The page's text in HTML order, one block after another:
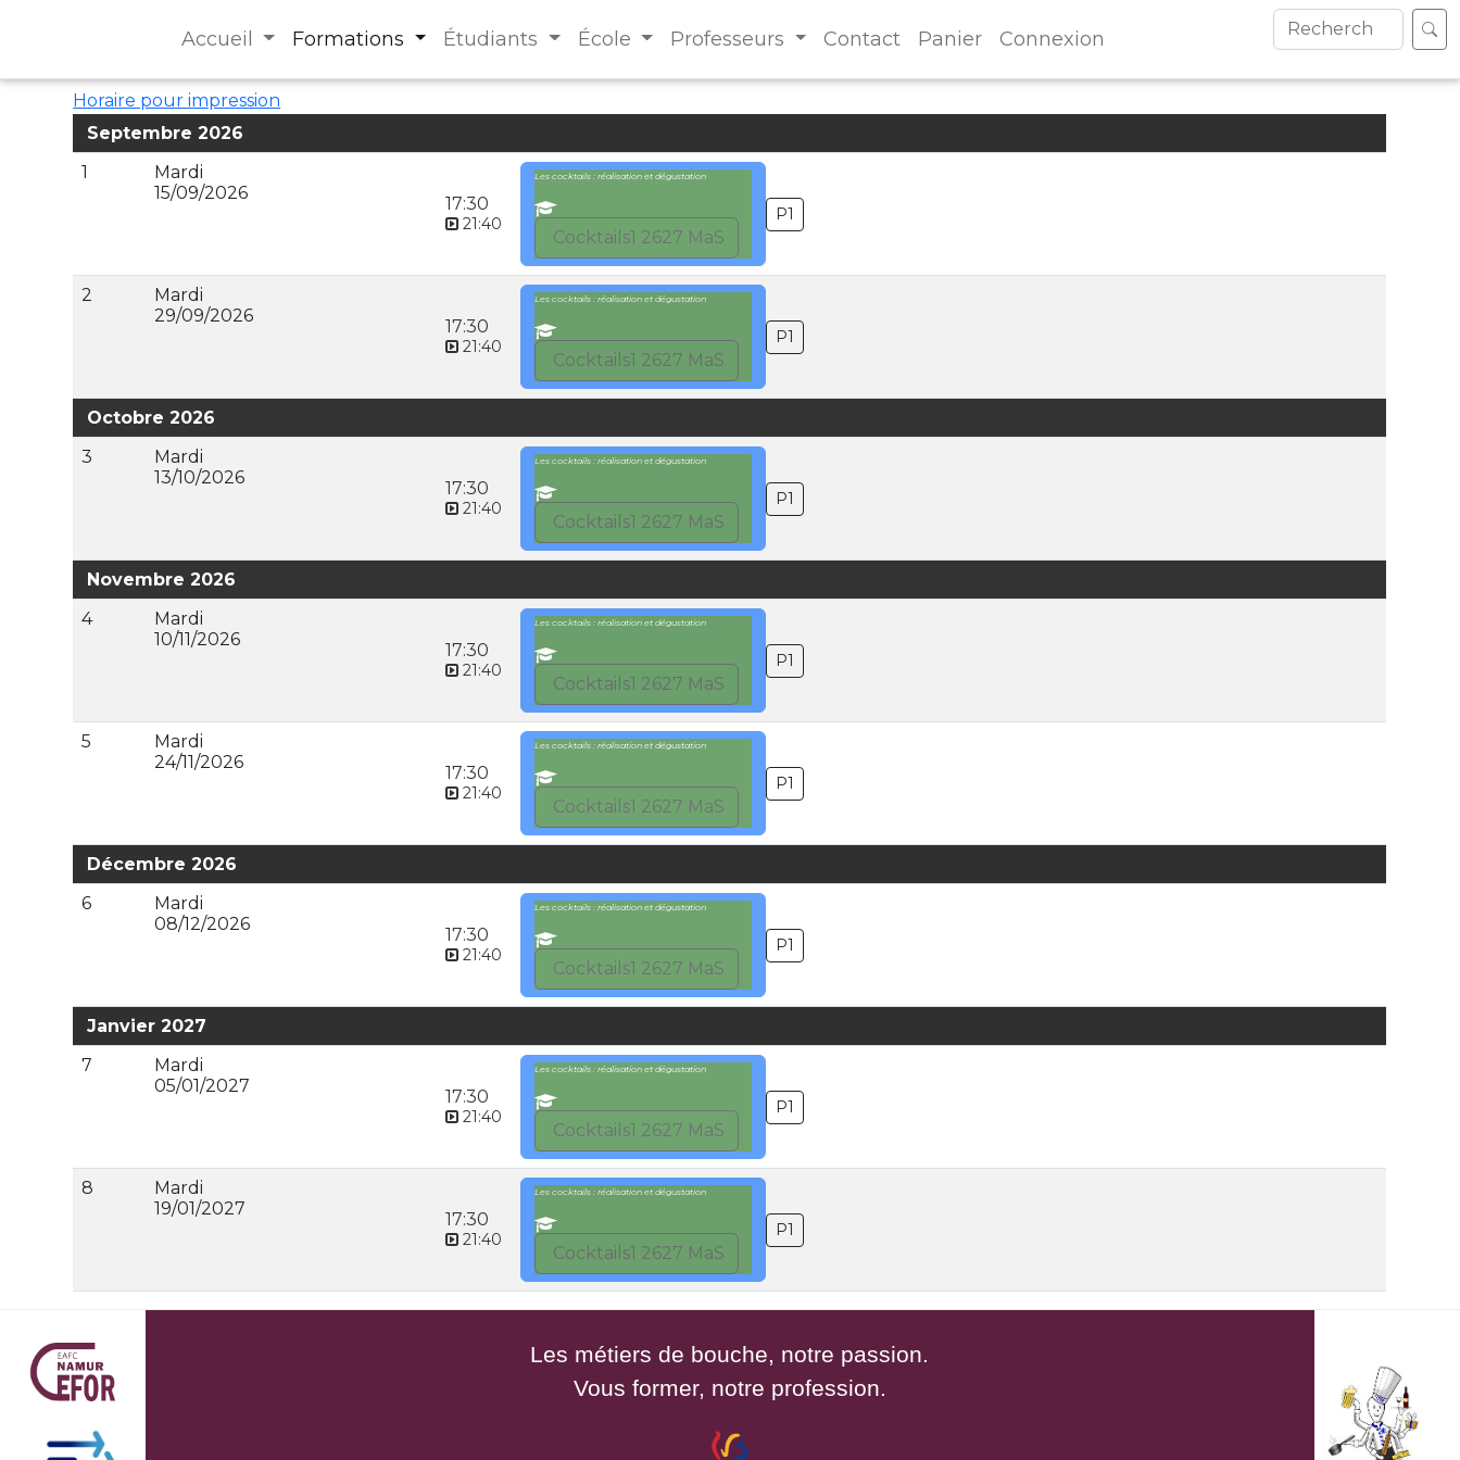
Accueil Formations Étudiants École Professeurs Contact Panier Connexion
Horaire pour impression
Septembre 2026
1
Mardi
15/09/2026
17:30
21:40
Les cocktails : réalisation et dégustation
Cocktails1 2627 MaS
P1
2
Mardi
29/09/2026
17:30
21:40
Les cocktails : réalisation et dégustation
Cocktails1 2627 MaS
P1
Octobre 2026
3
Mardi
13/10/2026
17:30
21:40
Les cocktails : réalisation et dégustation
Cocktails1 2627 MaS
P1
Novembre 2026
4
Mardi
10/11/2026
17:30
21:40
Les cocktails : réalisation et dégustation
Cocktails1 2627 MaS
P1
5
Mardi
24/11/2026
17:30
21:40
Les cocktails : réalisation et dégustation
Cocktails1 2627 MaS
P1
Décembre 2026
6
Mardi
08/12/2026
17:30
21:40
Les cocktails : réalisation et dégustation
Cocktails1 2627 MaS
P1
Janvier 2027
7
Mardi
05/01/2027
17:30
21:40
Les cocktails : réalisation et dégustation
Cocktails1 2627 MaS
P1
8
Mardi
19/01/2027
17:30
21:40
Les cocktails : réalisation et dégustation
Cocktails1 2627 MaS
P1
Les métiers de bouche, notre passion.
Vous former, notre profession.